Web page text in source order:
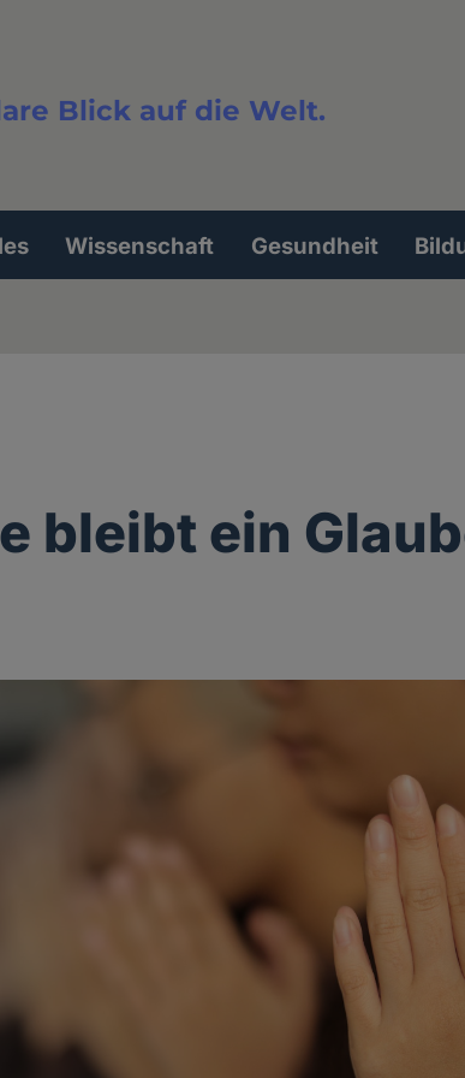
Blick auf die Welt.
Wissenschaft Gesundheit
bleibt ein